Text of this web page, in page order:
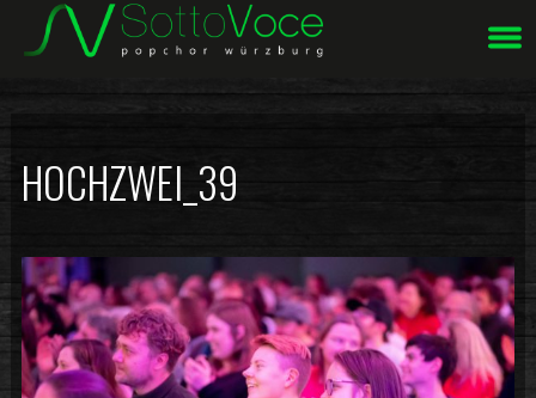
HOCHZWEI_39
Unsere Webseite verwendet Cookies. Mehr Info ...